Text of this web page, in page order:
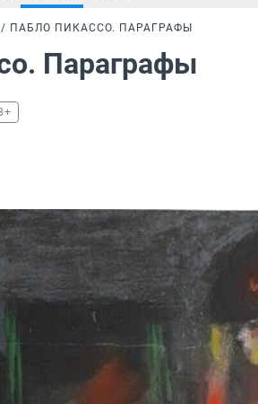
ПАБЛО ПИКАССО. ПАРАГРАФЫ
Параграфы